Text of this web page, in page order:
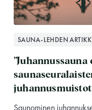
SAUNA-LEHDEN
juhannusmuistot
Saunominen